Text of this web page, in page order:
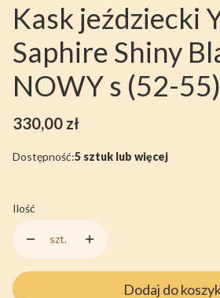
Kask jeździecki
Saphire Shiny
NOWY s (52-55)
Cena
330,00 zł
Dostępność:5 sztuk lub więcej
Ilość
szt.
Dodaj do